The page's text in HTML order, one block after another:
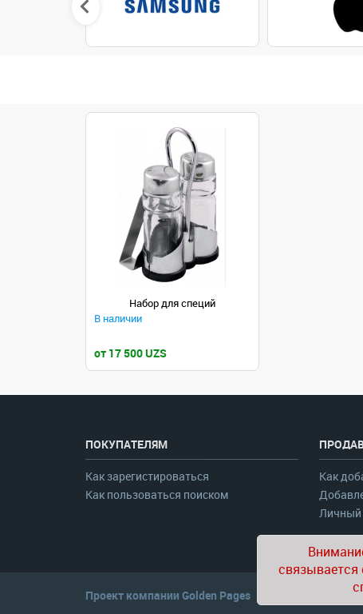
Набор для специй
В наличии
от 17 500 UZS
ПОКУПАТЕЛЯМ
Как зарегистироваться
Как пользоваться поиском
Как
Личный
Проект компании Golden Pages
связывается